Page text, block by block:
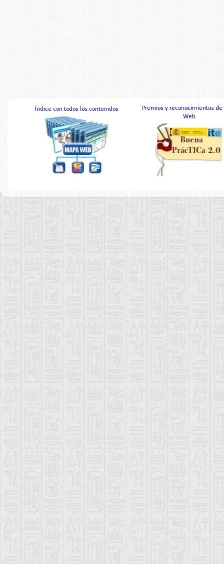
Índice con todos los contenidos
Premios y reconocimientos
Web